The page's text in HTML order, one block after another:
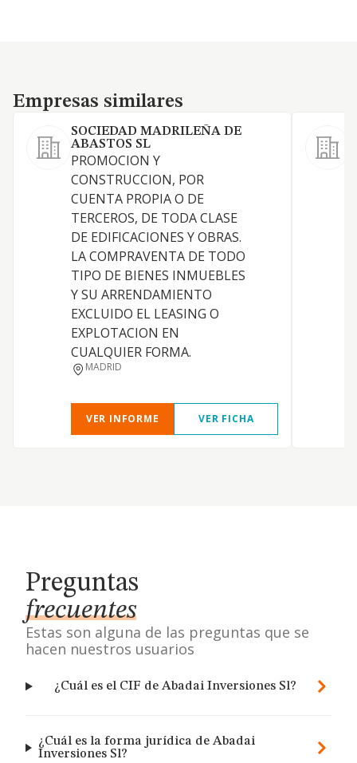
Empresas similares
Empresas similares
SOCIEDAD MADRILEÑA DE
ABASTOS SL
PROMOCION Y
CONSTRUCCION, POR
CUENTA PROPIA O DE
TERCEROS, DE TODA CLASE
DE EDIFICACIONES Y OBRAS.
LA COMPRAVENTA DE TODO
TIPO DE BIENES INMUEBLES
Y SU ARRENDAMIENTO
EXCLUIDO EL LEASING O
EXPLOTACION EN
CUALQUIER FORMA.
MADRID
VER INFORME VER FICHA
Preguntas
frecuentes
Estas son alguna de las preguntas que se
hacen nuestros usuarios
¿Cuál es el CIF de Abadai Inversiones Sl?
¿Cuál es la forma jurídica de Abadai
Inversiones Sl?